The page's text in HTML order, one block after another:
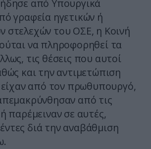
από Υπουργικά
γραφεία ηγετικών ή
στελεχών του ΟΣΕ, η Κοινή
να πληροφορηθεί τα
τις θέσεις που αυτοί
και την αντιμετώπιση
είχαν από τον πρωθυπουργό,
από τις
παρέμειναν σε αυτές,
διά την αναβάθμιση